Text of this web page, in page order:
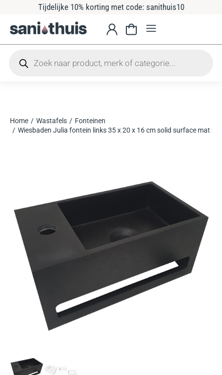
Tijdelijke 10% korting met code: sanithuis10
Je bent hier:
Home Wastafels
Fonteinen
Wiesbaden Julia fontein links 35 x 20 x 16 cm solid surface mat